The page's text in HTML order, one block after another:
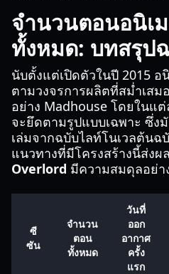
จำนวนตอนอนิเ
ทั้งหมด: บทสรุป
นับตั้งแต่เปิดตัวในปี 2015 อ
ตามวงจรการผลิตที่สม่ำเส
อย่าง Madhouse โดยในแ
จะยึดตามรูปแบบเฉพาะ ซึ่ง
เล่มจากฉบับไลท์โนเวลต้นฉ
แนวทางที่มีโครงสร้างนี้ส่งผ
Overlord มีความสมดุลอย่า
ซี
ซัน
จำนวน
ตอน
ทั้งหมด
วันที่
ออก
อากาศ
ครั้ง
แรก